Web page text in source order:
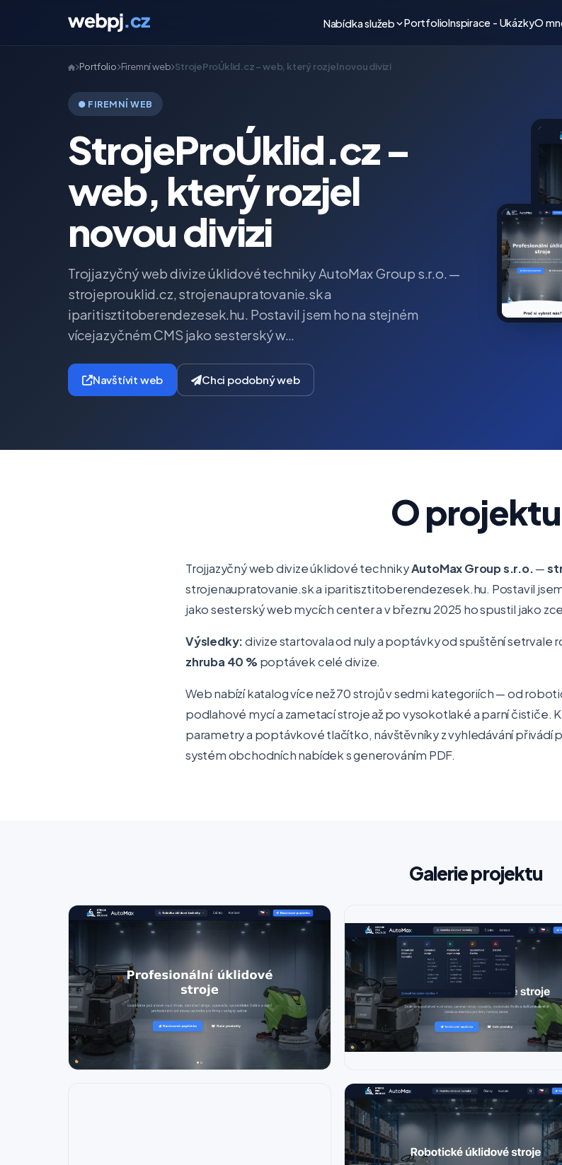
Nabídka služeb PortfolioInspirace - UkázkyO
Portfolio Firemní web StrojeProÚklid.cz – web, který rozjel novou divizi
● FIREMNÍ WEB
StrojeProÚklid.cz –
web, který rozjel
novou divizi
Trojjazyčný web divize úklidové techniky AutoMax Group s.r.o. —
strojeprouklid.cz, strojenaupratovanie.sk a
iparitisztitoberendezesek.hu. Postavil jsem ho na stejném
vícejazyčném CMS jako sesterský w…
Navštívit web Chci podobný web
O projektu
Trojjazyčný web divize úklidové technikyAutoMax Group s.r.o.—
strojenaupratovanie.sk a iparitisztitoberendezesek.hu. Postavil
jako sesterský web mycích center a v březnu 2025 ho spustil jako
Výsledky:divize startovala od nuly a poptávky od spuštění setrvale
zhruba 40 % poptávek celé divize.
Web nabízí katalog více než 70 strojů v sedmi kategoriích — od
podlahové mycí a zametací stroje až po vysokotlaké a parní čističe.
parametry a poptávkové tlačítko, návštěvníky z vyhledávání přivádí
systém obchodních nabídek s generováním PDF.
Galerie projektu